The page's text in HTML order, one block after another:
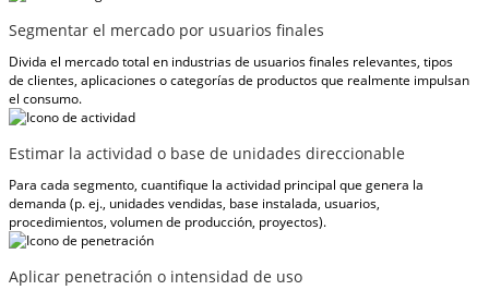
Segmentar el mercado por usuarios finales
Divida el mercado total en industrias de usuarios finales relevantes, tipos
de clientes, aplicaciones o categorías de productos que realmente impulsan
el consumo.
Estimar la actividad o base de unidades direccionable
Para cada segmento, cuantifique la actividad principal que genera la
demanda (p. ej., unidades vendidas, base instalada, usuarios,
procedimientos, volumen de producción, proyectos).
Aplicar penetración o intensidad de uso